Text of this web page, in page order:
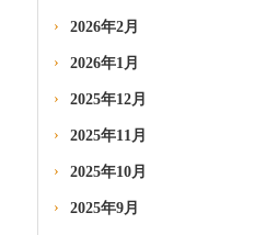
2026年2月
2026年1月
2025年12月
2025年11月
2025年10月
2025年9月